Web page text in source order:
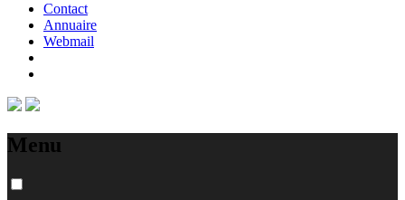
Contact
Annuaire
Webmail
Menu